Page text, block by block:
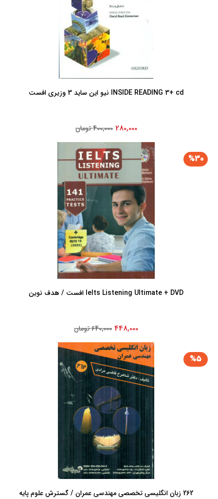
INSIDE READING 3+ cd نیو این ساید 3 وزیری افست
280,000 400,000 تومان
%30
Ielts Listening Ultimate + DVD افست / هدف نوین
448,000 640,000 تومان
%5
262 زبان انگلیسی تخصصی مهندسی عمران / گسترش علوم پایه